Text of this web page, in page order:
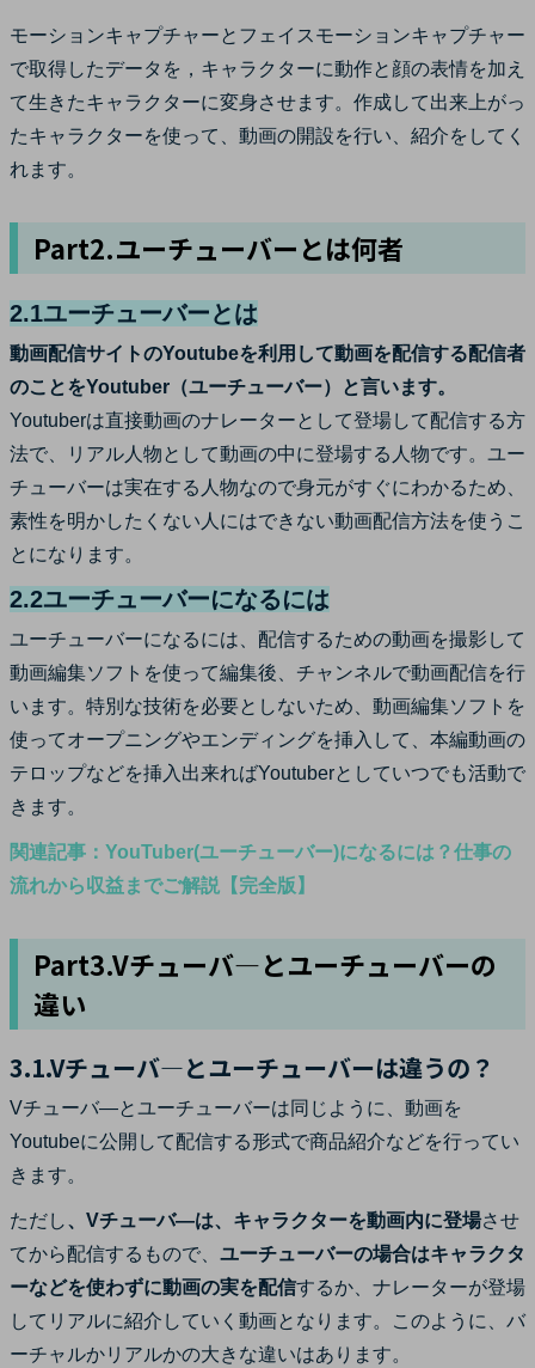
モーションキャプチャーとフェイスモーションキャプチャー
で取得したデータを，キャラクターに動作と顔の表情を加え
て生きたキャラクターに変身させます。作成して出来上がっ
たキャラクターを使って、動画の開設を行い、紹介をしてく
れます。
Part2.ユーチューバーとは何者
2.1ユーチューバーとは
動画配信サイトのYoutubeを利用して動画を配信する配信者
のことをYoutuber（ユーチューバー）と言います。
Youtuberは直接動画のナレーターとして登場して配信する方
法で、リアル人物として動画の中に登場する人物です。ユー
チューバーは実在する人物なので身元がすぐにわかるため、
素性を明かしたくない人にはできない動画配信方法を使うこ
とになります。
2.2ユーチューバーになるには
ユーチューバーになるには、配信するための動画を撮影して
動画編集ソフトを使って編集後、チャンネルで動画配信を行
います。特別な技術を必要としないため、動画編集ソフトを
使ってオープニングやエンディングを挿入して、本編動画の
テロップなどを挿入出来ればYoutuberとしていつでも活動で
きます。
関連記事：YouTuber(ユーチューバー)になるには？仕事の
流れから収益までご解説【完全版】
Part3.Vチューバ―とユーチューバーの
違い
3.1.Vチューバ―とユーチューバーは違うの？
Vチューバ―とユーチューバーは同じように、動画を
Youtubeに公開して配信する形式で商品紹介などを行ってい
きます。
ただし、Vチューバ―は、キャラクターを動画内に登場させ
てから配信するもので、 ユーチューバーの場合はキャラクタ
ーなどを使わずに動画の実を配信するか、ナレーターが登場
してリアルに紹介していく動画となります。このように、バ
ーチャルかリアルかの大きな違いはあります。